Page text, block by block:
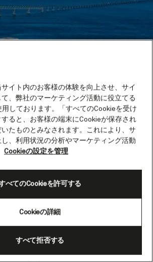
リア、オレゴン州
（アメリカ）
のロッキー山脈以西で最古の都
誇ります。また、多くの人気ハ
作品の撮影場所でもあります。
街は世界中の人々や文化の影響
豊かで変化に富んだ歴史を誇り
イト内のお客様の体験を向上させ、サイ
て、弊社のマーケティング活動に役立てる
しております。「すべてのCookieを受け
ると、お客様の端末にCookieが保存され
たものとみなされます。これにより、サ
、利用状況の分析やマーケティング活動
Cookieの設定を管理
Cookieの詳細
すべて拒否する
べてのCookieを許可する